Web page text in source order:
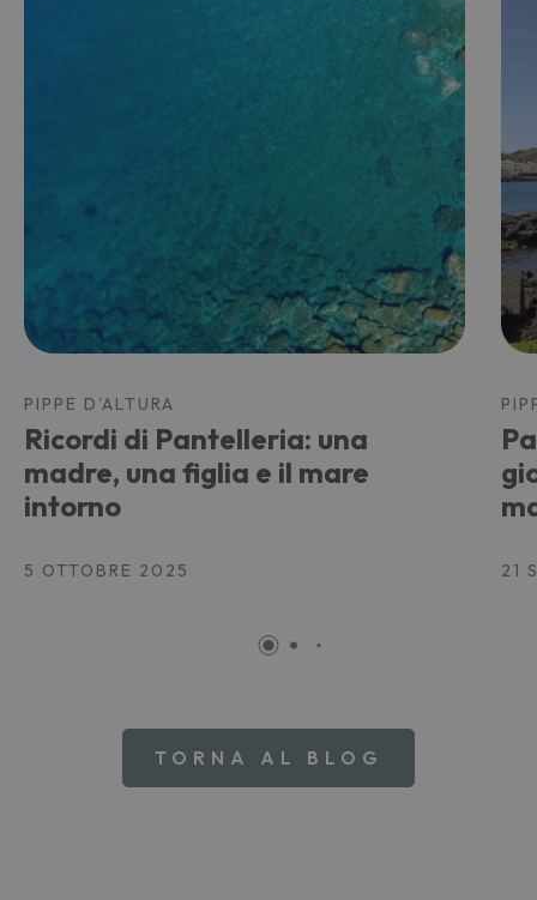
PIPPE D'ALTURA
Ricordi di Pantelleria: una
madre, una figlia e il mare
intorno
5 OTTOBRE 2025 21
TORNA AL BLOG